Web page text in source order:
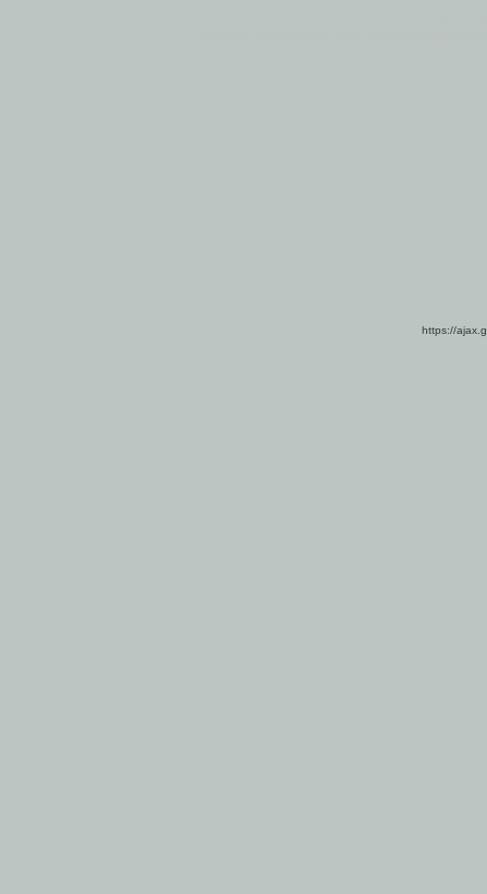
https://